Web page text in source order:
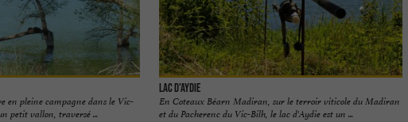
en pleine campagne dans le Vic-
petit vallon, traversé ...
Lac d'Aydie
En Coteaux Béarn Madiran, sur le terroir viticole du Madiran
et du Pacherenc du Vic-Bilh, le lac d'Aydie est un ...